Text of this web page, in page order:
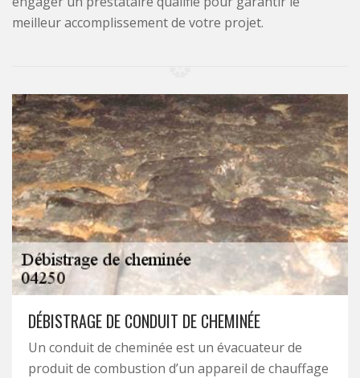
meilleur accomplissement de votre projet.
DÉBISTRAGE DE CONDUIT DE CHEMINÉE
Un conduit de cheminée est un évacuateur de
produit de combustion d’un appareil de chauffage